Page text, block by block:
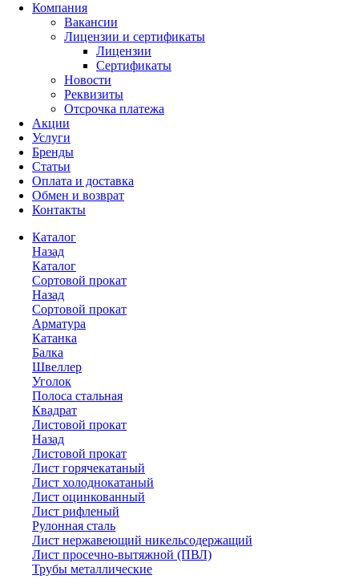
Компания
Вакансии
Лицензии и сертификаты
Лицензии
Сертификаты
Новости
Реквизиты
Отсрочка платежа
Акции
Услуги
Бренды
Статьи
Оплата и доставка
Обмен и возврат
Контакты
Каталог
Назад
Каталог
Сортовой прокат
Назад
Сортовой прокат
Арматура
Катанка
Балка
Швеллер
Уголок
Полоса стальная
Квадрат
Листовой прокат
Назад
Листовой прокат
Лист горячекатаный
Лист холоднокатаный
Лист оцинкованный
Лист рифленый
Рулонная сталь
Лист нержавеющий никельсодержащий
Лист просечно-вытяжной (ПВЛ)
Трубы металлические